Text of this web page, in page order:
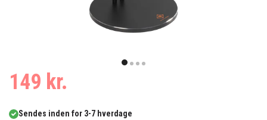
item
of
149 kr.
Sendes inden for 3-7 hverdage